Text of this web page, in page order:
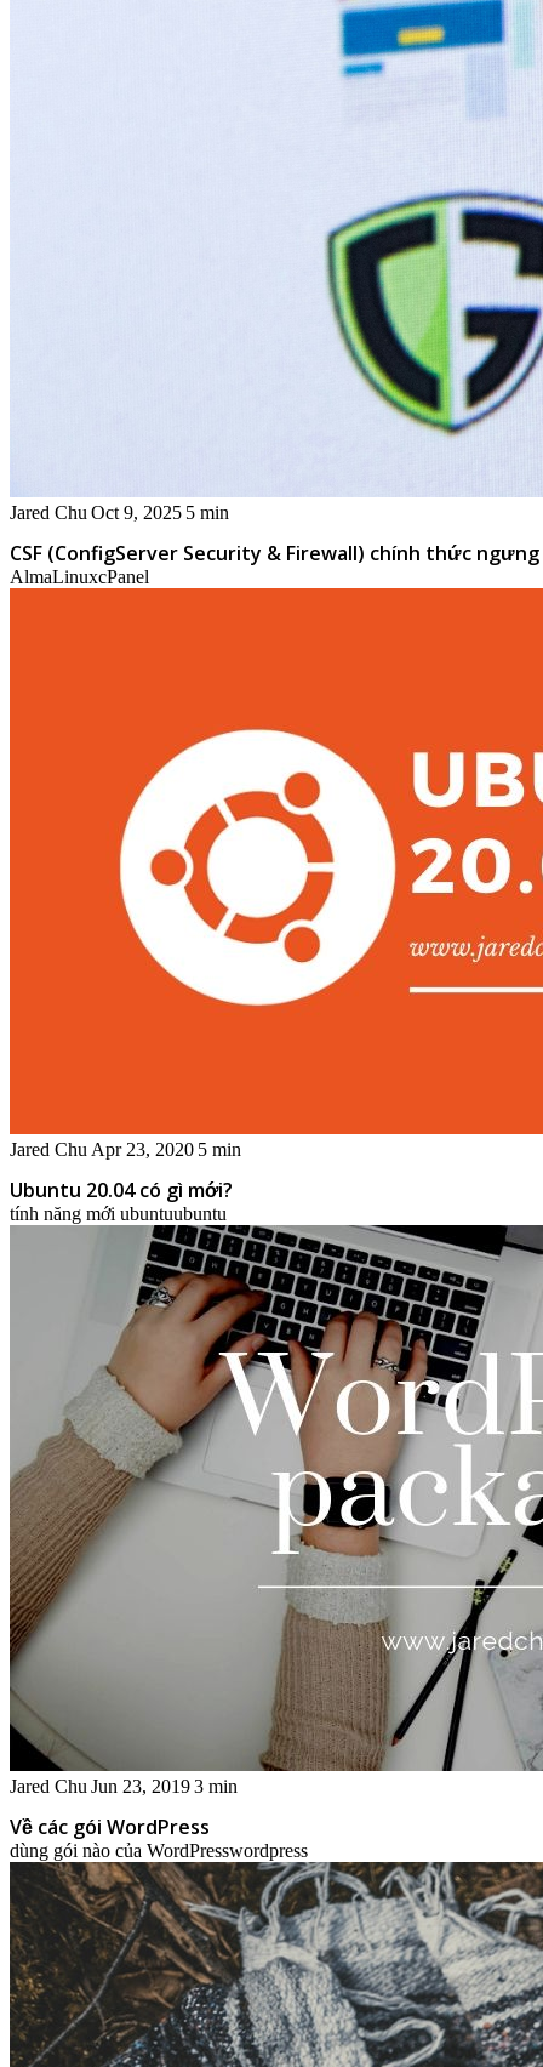
Jared Chu Oct 9, 2025 5 min
CSF (ConfigServer Security & Firewall) chính thức
AlmaLinuxcPanel
Jared Chu Apr 23, 2020 5 min
Ubuntu 20.04 có gì mới?
tính năng mới ubuntuubuntu
Jared Chu Jun 23, 20193 min
Về các gói WordPress
dùng gói nào của WordPresswordpress